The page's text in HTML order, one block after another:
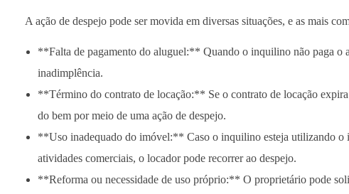
A ação de despejo pode ser movida em diversas situações, e as mais
**Falta de pagamento do aluguel:** Quando o inquilino não paga o
inadimplência.
**Término do contrato de locação:** Se o contrato de locação
do bem por meio de uma ação de despejo.
**Uso inadequado do imóvel:** Caso o inquilino esteja utilizando o
atividades comerciais, o locador pode recorrer ao despejo.
**Reforma ou necessidade de uso próprio:** O proprietário pode